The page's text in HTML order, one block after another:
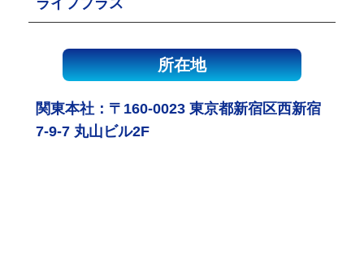
所在地
関東本社：〒160-0023 東京都新宿区西新宿
7-9-7 丸山ビル2F